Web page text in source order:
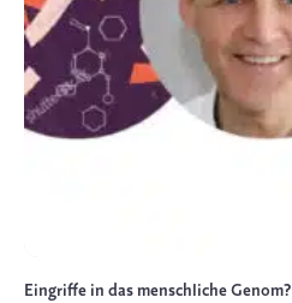
Eingriffe in das menschliche Genom?